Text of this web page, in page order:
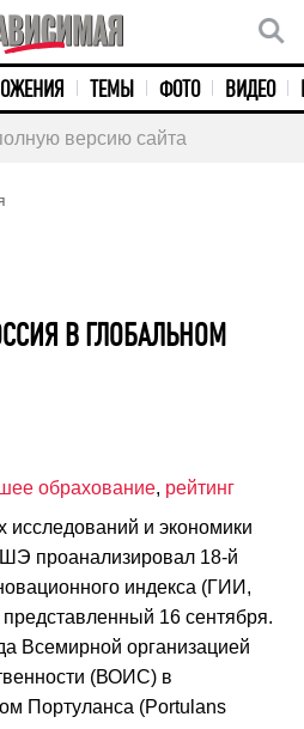
ТЕМЫ ФОТО ВИДЕО
версию сайта
В ГЛОБАЛЬНОМ
обрахование, рейтинг
исследований и экономики
проанализировал 18-й
индекса (ГИИ,
16 сентября.
Всемирной организацией
(ВОИС) в
Портуланса (Portulans